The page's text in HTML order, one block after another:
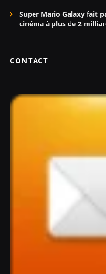
Super Mario Galaxy fait
cinéma à plus de 2
CONTACT